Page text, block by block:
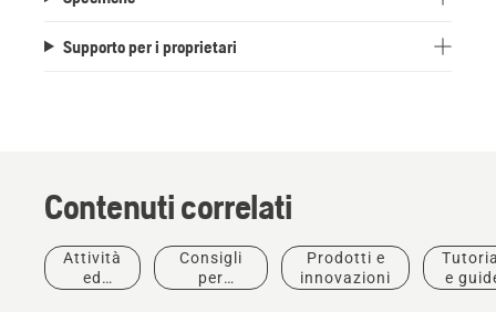
Supporto per i proprietari
Contenuti correlati
Attività
ed
Consigli
per
Prodotti e
innovazioni
e
Prodotti e
innovazioni